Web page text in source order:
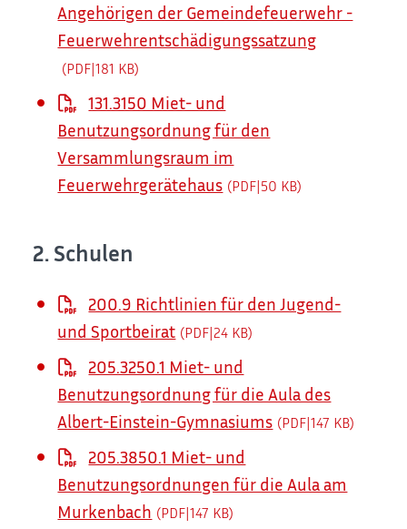
Angehörigen der Gemeindefeuerwehr -
Feuerwehrentschädigungssatzung
(PDF|181 KB)
131.3150 Miet- und
Benutzungsordnung für den
Versammlungsraum im
Feuerwehrgerätehaus (PDF|50 KB)
2. Schulen
200.9 Richtlinien für den Jugend-
und Sportbeirat (PDF|24 KB)
205.3250.1 Miet- und
Benutzungsordnung für die Aula des
Albert-Einstein-Gymnasiums (PDF|147 KB)
205.3850.1 Miet- und
Benutzungsordnungen für die Aula am
Murkenbach (PDF|147 KB)